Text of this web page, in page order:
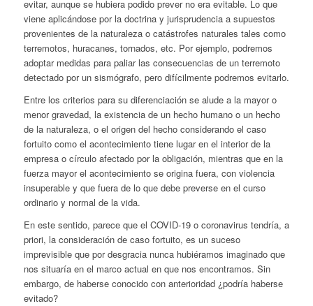
evitar, aunque se hubiera podido prever no era evitable. Lo que
viene aplicándose por la doctrina y jurisprudencia a supuestos
provenientes de la naturaleza o catástrofes naturales tales como
terremotos, huracanes, tornados, etc. Por ejemplo, podremos
adoptar medidas para paliar las consecuencias de un terremoto
detectado por un sismógrafo, pero difícilmente podremos evitarlo.
Entre los criterios para su diferenciación se alude a la mayor o
menor gravedad, la existencia de un hecho humano o un hecho
de la naturaleza, o el origen del hecho considerando el caso
fortuito como el acontecimiento tiene lugar en el interior de la
empresa o círculo afectado por la obligación, mientras que en la
fuerza mayor el acontecimiento se origina fuera, con violencia
insuperable y que fuera de lo que debe preverse en el curso
ordinario y normal de la vida.
En este sentido, parece que el COVID-19 o coronavirus tendría, a
priori, la consideración de caso fortuito, es un suceso
imprevisible que por desgracia nunca hubiéramos imaginado que
nos situaría en el marco actual en que nos encontramos. Sin
embargo, de haberse conocido con anterioridad ¿podría haberse
evitado?